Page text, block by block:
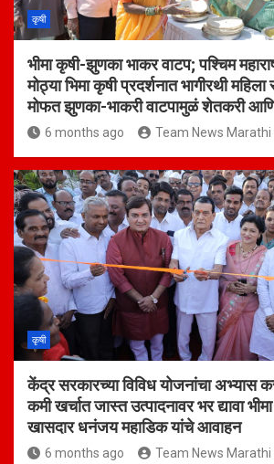
कृषी
भीमा कृषी-झुणका भाकर वाटप; पश्चिम
मोठ्या भिमा कृषी प्रदर्शनात भागीरथी
मोफत झुणका-भाकरी वाटपामुळं शेतकरी
6 months ago Team News Marathi
कृषी
केंद्र सरकारच्या विविध योजनांचा अभ्यास
कमी खर्चात जास्त उत्पादनावर भर द्यावा
खासदार धनंजय महाडिक यांचे आवाहन
6 months ago Team News Marathi